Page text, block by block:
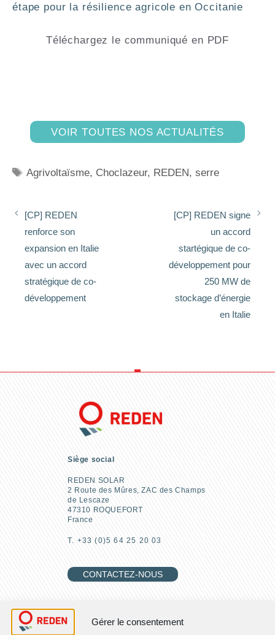
Gérer le consentement
étape pour la résilience agricole en Occitanie
Téléchargez le communiqué en PDF
VOIR TOUTES NOS ACTUALITÉS
Agrivoltaïsme, Choclazeur, REDEN,serre
[CP] REDEN
renforce son
expansion en Italie
avec un accord
stratégique de co-
développement
[CP] REDEN signe
un accord
startégique de co-
développement pour
250 MW de
stockage d’énergie
en Italie
Siège social
REDEN SOLAR
2 Route des Mûres, ZAC des Champs
de Lescaze
47310 ROQUEFORT
France
T. +33 (0)5 64 25 20 03
CONTACTEZ-NOUS